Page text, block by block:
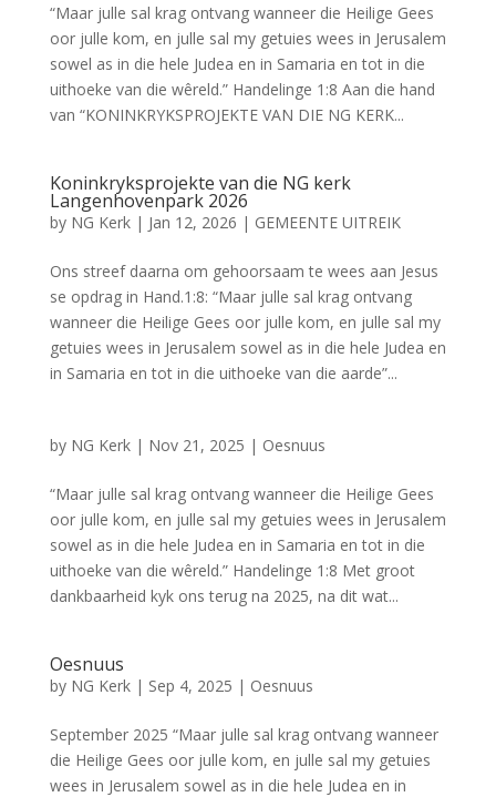
“Maar julle sal krag ontvang wanneer die Heilige Gees
oor julle kom, en julle sal my getuies wees in Jerusalem
sowel as in die hele Judea en in Samaria en tot in die
uithoeke van die wêreld.” Handelinge 1:8 Aan die hand
van “KONINKRYKSPROJEKTE VAN DIE NG KERK...
Koninkryksprojekte van die NG kerk
Langenhovenpark 2026
by NG Kerk| Jan 12, 2026 | GEMEENTE UITREIK
Ons streef daarna om gehoorsaam te wees aan Jesus
se opdrag in Hand.1:8: “Maar julle sal krag ontvang
wanneer die Heilige Gees oor julle kom, en julle sal my
getuies wees in Jerusalem sowel as in die hele Judea en
in Samaria en tot in die uithoeke van die aarde”...
by NG Kerk| Nov 21, 2025 | Oesnuus
“Maar julle sal krag ontvang wanneer die Heilige Gees
oor julle kom, en julle sal my getuies wees in Jerusalem
sowel as in die hele Judea en in Samaria en tot in die
uithoeke van die wêreld.” Handelinge 1:8 Met groot
dankbaarheid kyk ons terug na 2025, na dit wat...
Oesnuus
by NG Kerk| Sep 4, 2025 | Oesnuus
September 2025 “Maar julle sal krag ontvang wanneer
die Heilige Gees oor julle kom, en julle sal my getuies
wees in Jerusalem sowel as in die hele Judea en in